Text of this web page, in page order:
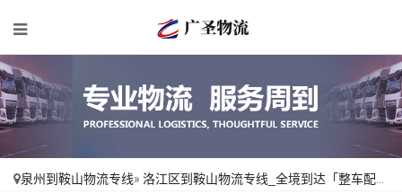
泉州到鞍山物流专线» 洛江区到鞍山物流专线_全境到达「整车配货」